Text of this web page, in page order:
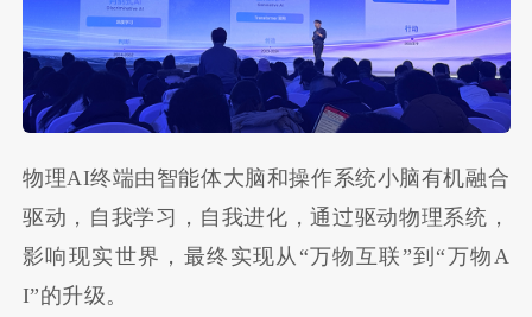
物理AI终端由智能体大脑和操作系统小脑有机融合
驱动，自我学习，自我进化，通过驱动物理系统，
影响现实世界，最终实现从“万物互联”到“万物A
I”的升级。